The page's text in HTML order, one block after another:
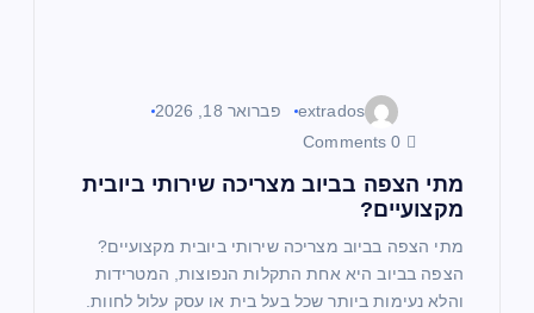
extrados
פברואר 18, 2026
מתי הצפה בביוב מצריכה שירותי ביובית
מקצועיים?
מתי הצפה בביוב מצריכה שירותי ביובית מקצועיים?
הצפה בביוב היא אחת התקלות הנפוצות, המטרידות
והלא נעימות ביותר שכל בעל בית או עסק עלול לחוות.